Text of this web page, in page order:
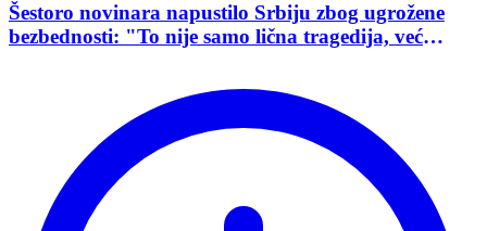
Šestoro novinara napustilo Srbiju zbog ugrožene
bezbednosti: "To nije samo lična tragedija, već